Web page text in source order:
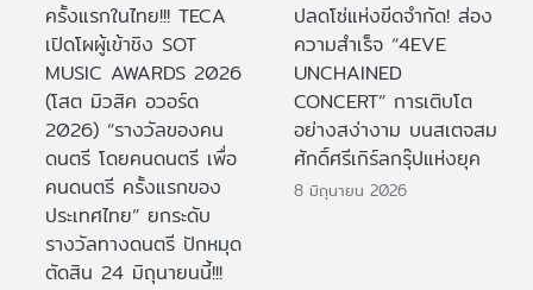
ครั้งแรกในไทย!!! TECA
เปิดโผผู้เข้าชิง SOT
MUSIC AWARDS 2026
(โสต มิวสิค อวอร์ด
2026) “รางวัลของคน
ดนตรี โดยคนดนตรี เพื่อ
คนดนตรี ครั้งแรกของ
ประเทศไทย” ยกระดับ
รางวัลทางดนตรี ปักหมุด
ตัดสิน 24 มิถุนายนนี้!!!
ปลดโซ่แห่งขีดจำกัด! ส่อง
ความสำเร็จ “4EVE
UNCHAINED
CONCERT” การเติบโต
อย่างสง่างาม บนสเตจสม
ศักดิ์ศรีเกิร์ลกรุ๊ปแห่งยุค
8 มิถุนายน 2026